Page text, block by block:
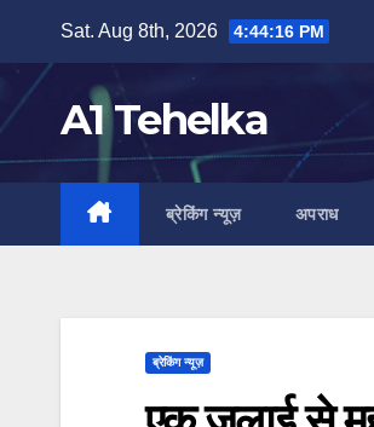
content
Sat. Aug 8th, 2026 4:44:17 PM
A1 Tehelka
ब्रेकिंग न्यूज़ अपराध
ब्रेकिंग न्यूज़